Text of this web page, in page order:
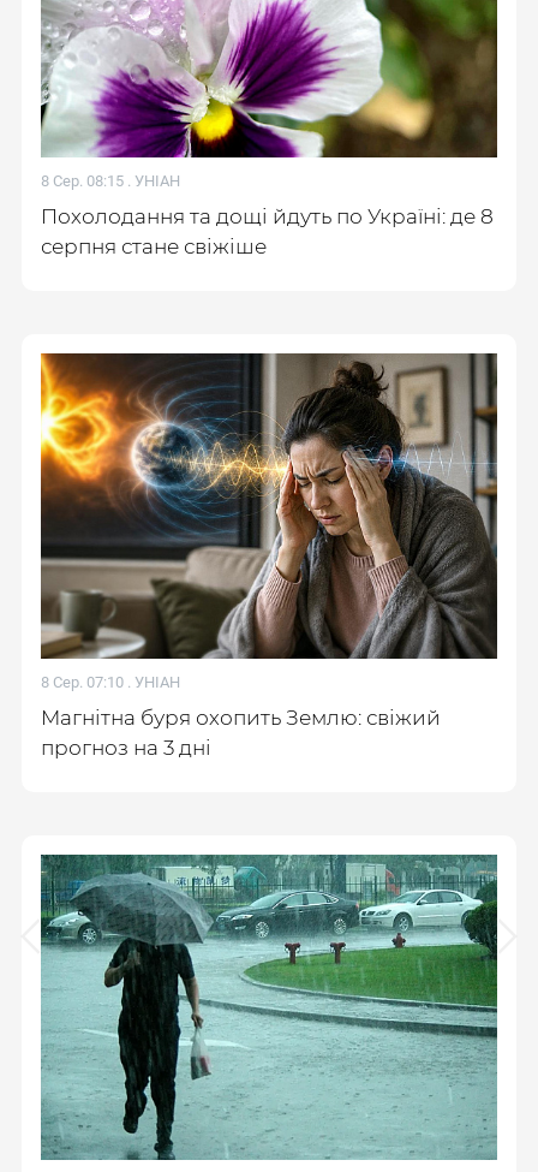
8 Сер. 08:15 . УНІАН
Похолодання та дощі йдуть по Україні: де 8
серпня стане свіжіше
8 Сер. 07:10 . УНІАН
Магнітна буря охопить Землю: свіжий
прогноз на 3 дні